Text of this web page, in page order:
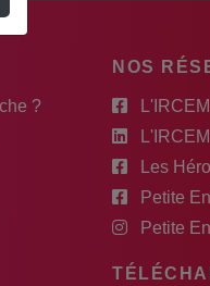
?
NOS
Les
Petite
Petite